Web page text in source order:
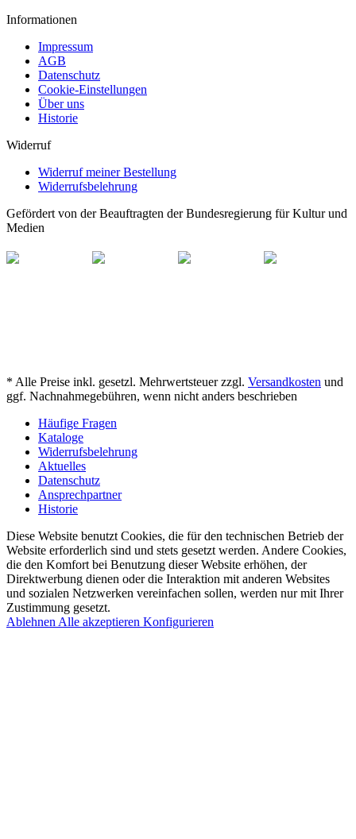
Informationen
Impressum
AGB
Datenschutz
Cookie-Einstellungen
Über uns
Historie
Widerruf
Widerruf meiner Bestellung
Widerrufsbelehrung
Gefördert von der Beauftragten der Bundesregierung für Kultur und
Medien
* Alle Preise inkl. gesetzl. Mehrwertsteuer zzgl. Versandkosten und
ggf. Nachnahmegebühren, wenn nicht anders beschrieben
Häufige Fragen
Kataloge
Widerrufsbelehrung
Aktuelles
Datenschutz
Ansprechpartner
Historie
Diese Website benutzt Cookies, die für den technischen Betrieb der
Website erforderlich sind und stets gesetzt werden. Andere Cookies,
die den Komfort bei Benutzung dieser Website erhöhen, der
Direktwerbung dienen oder die Interaktion mit anderen Websites
und sozialen Netzwerken vereinfachen sollen, werden nur mit Ihrer
Zustimmung gesetzt.
Ablehnen Alle akzeptieren Konfigurieren